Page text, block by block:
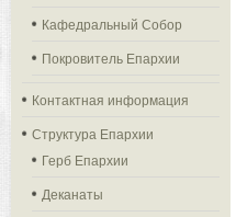
Кафедральный Собор
Покровитель Епархии
Контактная информация
Структура Епархии
Герб Епархии
Деканаты